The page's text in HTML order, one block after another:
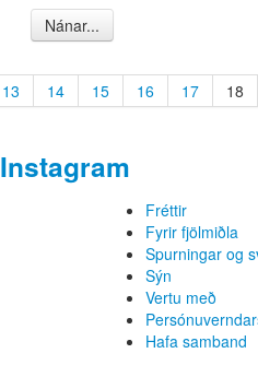
Nánar...
13 14 15 16 17 18
Instagram
Fréttir
Fyrir fjölmiðla
Spurningar og
Sýn
Vertu með
Hafa samband